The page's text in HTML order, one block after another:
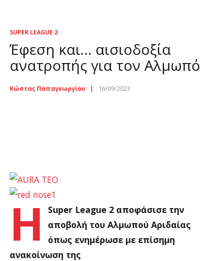
SUPER LEAGUE 2
Έφεση και… αισιοδοξία
ανατροπής για τον Αλμωπό
Κώστας Παπαγεωργίου 16/09/2023
Η
Super League 2 αποφάσισε την
αποβολή του Αλμωπού Αριδαίας
όπως ενημέρωσε με επίσημη
ανακοίνωση της